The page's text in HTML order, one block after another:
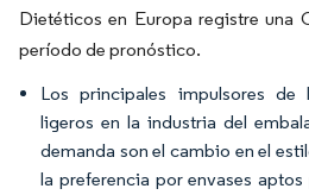
Dietéticos en Europa registre una
período de pronóstico.
Los principales impulsores de
ligeros en la industria del
demanda son el cambio en el
la preferencia por envases